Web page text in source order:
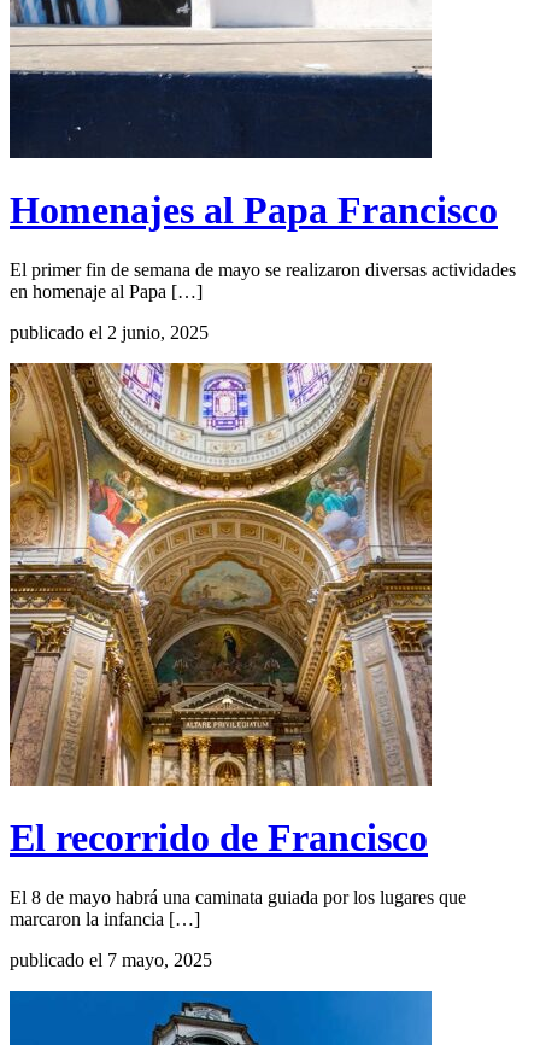
Homenajes al Papa Francisco
El primer fin de semana de mayo se realizaron diversas actividades
en homenaje al Papa […]
publicado el 2 junio, 2025
El recorrido de Francisco
El 8 de mayo habrá una caminata guiada por los lugares que
marcaron la infancia […]
publicado el 7 mayo, 2025